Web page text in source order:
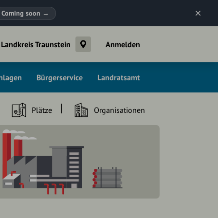
Coming soon →
Landkreis Traunstein Anmelden
Bürgerservice Landratsamt
Plätze Organisationen